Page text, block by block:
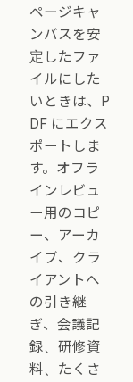
ページキャ
ンバスを安
定したファ
イルにした
いときは、P
DF にエクス
ポートしま
す。オフラ
インレビュ
ー用のコピ
ー、アーカ
イブ、クラ
イアントへ
の引き継
ぎ、会議記
録、研修資
料、たくさ